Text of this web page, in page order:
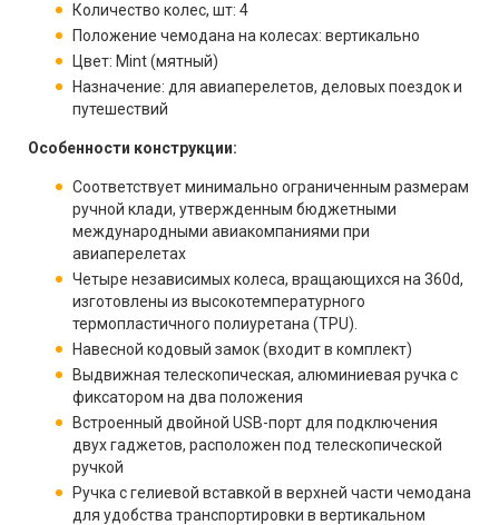
Количество колес, шт: 4
Положение чемодана на колесах: вертикально
Цвет: Mint (мятный)
Назначение: для авиаперелетов, деловых поездок и
путешествий
Особенности конструкции:
Соответствует минимально ограниченным размерам
ручной клади, утвержденным бюджетными
международными авиакомпаниями при
авиаперелетах
Четыре независимых колеса, вращающихся на 360d,
изготовлены из высокотемпературного
термопластичного полиуретана (TPU).
Навесной кодовый замок (входит в комплект)
Выдвижная телескопическая, алюминиевая ручка с
фиксатором на два положения
Встроенный двойной USB-порт для подключения
двух гаджетов, расположен под телескопической
ручкой
Ручка с гелиевой вставкой в верхней части чемодана
для удобства транспортировки в вертикальном